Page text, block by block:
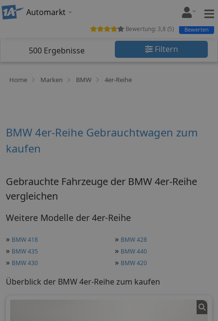
Automarkt
500 Ergebnisse Filtern
Home Marken BMW 4er-Reihe
Bewertung: 3,8 (5) Bewerten
BMW 4er-Reihe Gebrauchtwagen zum
kaufen
Gebrauchte Fahrzeuge der BMW 4er-Reihe
vergleichen
Weitere Modelle der 4er-Reihe
» BMW 418 » BMW 428
» BMW 435 » BMW 440
» BMW 430 » BMW 420
Überblick der BMW 4er-Reihe zum kaufen